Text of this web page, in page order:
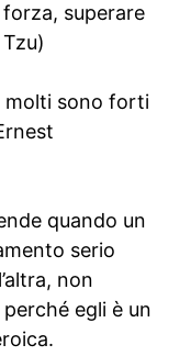
superare
molti sono forti
quando un
serio
non
egli è un